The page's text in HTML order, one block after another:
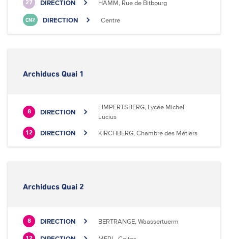
27 DIRECTION HAMM, Rue de Bitbourg
CN2 DIRECTION Centre
Archiducs Quai 1
8 DIRECTION
LIMPERTSBERG, Lycée Michel
Lucius
12 DIRECTION KIRCHBERG, Chambre des Métiers
Archiducs Quai 2
8 DIRECTION BERTRANGE, Waassertuerm